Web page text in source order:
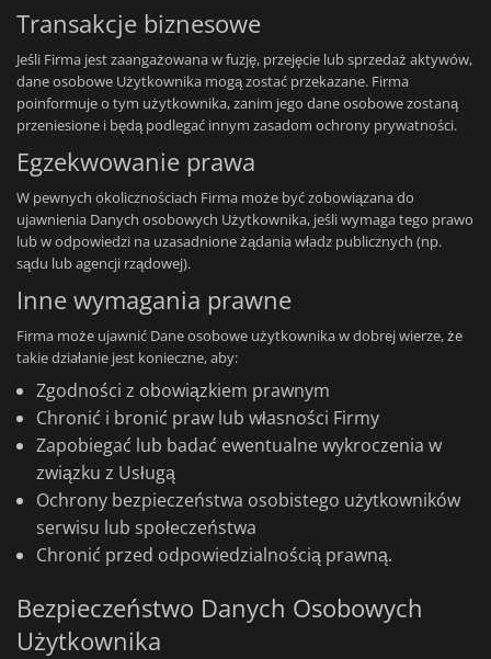
Transakcje biznesowe
Jeśli Firma jest zaangażowana w fuzję, przejęcie lub sprzedaż aktywów,
dane osobowe Użytkownika mogą zostać przekazane. Firma
poinformuje o tym użytkownika, zanim jego dane osobowe zostaną
przeniesione i będą podlegać innym zasadom ochrony prywatności.
Egzekwowanie prawa
W pewnych okolicznościach Firma może być zobowiązana do
ujawnienia Danych osobowych Użytkownika, jeśli wymaga tego prawo
lub w odpowiedzi na uzasadnione żądania władz publicznych (np.
sądu lub agencji rządowej).
Inne wymagania prawne
Firma może ujawnić Dane osobowe użytkownika w dobrej wierze, że
takie działanie jest konieczne, aby:
Zgodności z obowiązkiem prawnym
Chronić i bronić praw lub własności Firmy
Zapobiegać lub badać ewentualne wykroczenia w
związku z Usługą
Ochrony bezpieczeństwa osobistego użytkowników
serwisu lub społeczeństwa
Chronić przed odpowiedzialnością prawną.
Bezpieczeństwo Danych Osobowych
Użytkownika